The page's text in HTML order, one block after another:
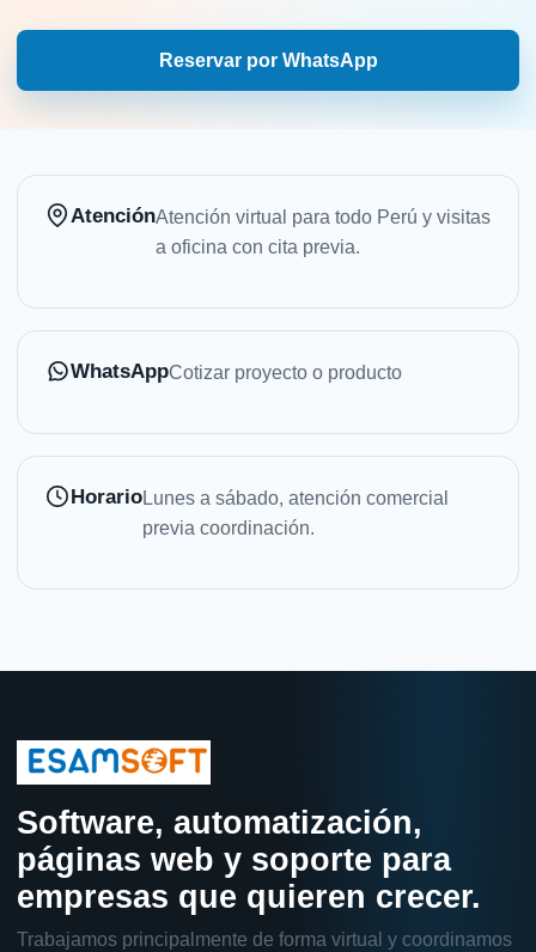
Reservar por WhatsApp
AtenciónAtención virtual para todo Perú y visitas
a oficina con cita previa.
WhatsAppCotizar proyecto o producto
HorarioLunes a sábado, atención comercial
previa coordinación.
Software, automatización,
páginas web y soporte para
empresas que quieren crecer.
Trabajamos principalmente de forma virtual y coordinamos